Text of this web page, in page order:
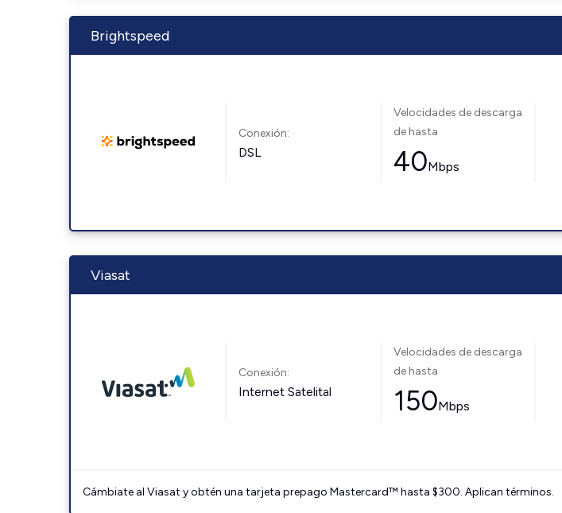
Brightspeed
Conexión:
DSL
Velocidades de descarga
de hasta
40Mbps
Viasat
Conexión:
Internet Satelital
Velocidades de descarga
de hasta
150Mbps
Cámbiate al Viasat y obtén una tarjeta prepago Mastercard™ hasta $300. Aplican términos.